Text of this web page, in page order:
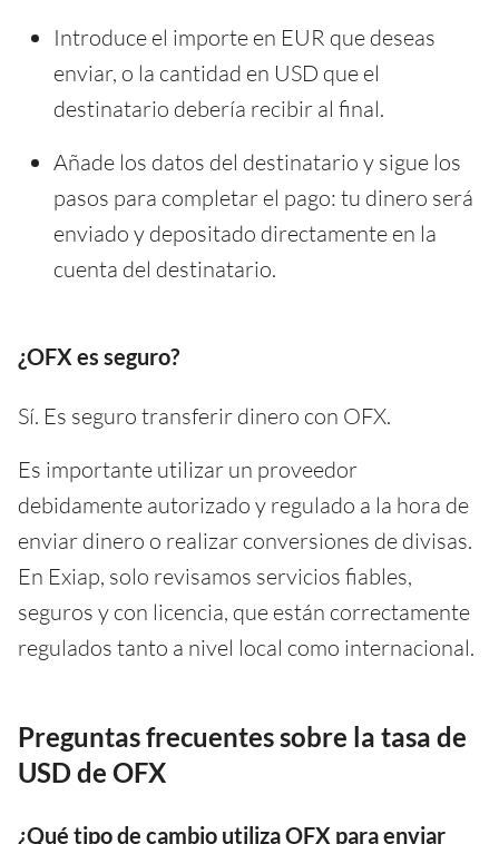
Introduce el importe en EUR que deseas
enviar, o la cantidad en USD que el
destinatario debería recibir al final.
Añade los datos del destinatario y sigue los
pasos para completar el pago: tu dinero será
enviado y depositado directamente en la
cuenta del destinatario.
¿OFX es seguro?
Sí. Es seguro transferir dinero con OFX.
Es importante utilizar un proveedor
debidamente autorizado y regulado a la hora de
enviar dinero o realizar conversiones de divisas.
En Exiap, solo revisamos servicios fiables,
seguros y con licencia, que están correctamente
regulados tanto a nivel local como internacional.
Preguntas frecuentes sobre la tasa de
USD de OFX
¿Qué tipo de cambio utiliza OFX para enviar